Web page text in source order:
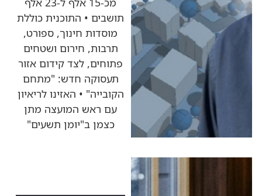
תושבים • התוכנית כוללת
מוסדות חינוך, ספורט,
תרבות, חירום ושטחים
פתוחים, לצד קידום אזור
תעסוקה חדש: "מתחם
הקובייה" • האזינו לריאיון
עם ראש המועצה מתן
כצמן ב"יומן תשעים"